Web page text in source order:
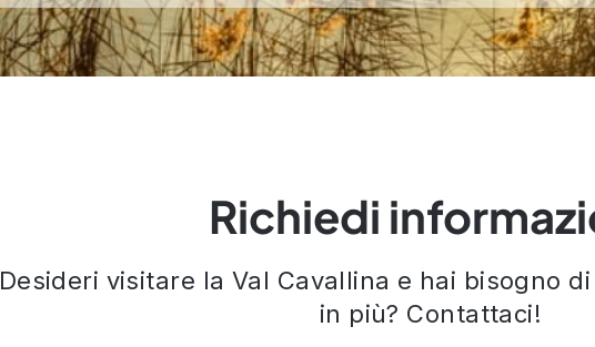
Richiedi
Desideri visitare la Val Cavallina e hai bisogno
in più? Contattaci!